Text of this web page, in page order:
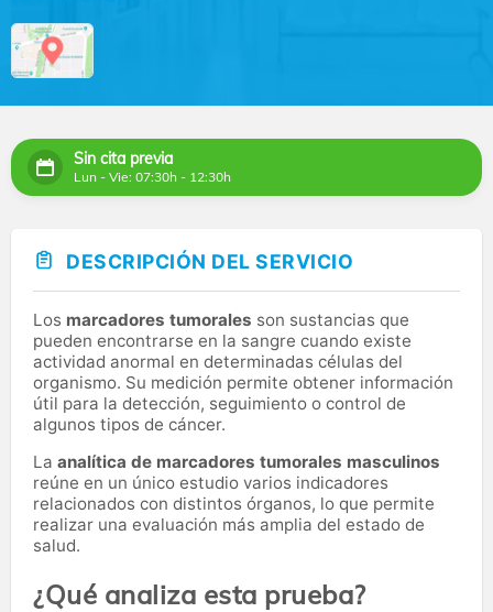
Sin cita previa
Lun - Vie: 07:30h - 12:30h
DESCRIPCIÓN DEL SERVICIO
Los marcadores tumorales son sustancias que
pueden encontrarse en la sangre cuando existe
actividad anormal en determinadas células del
organismo. Su medición permite obtener información
útil para la detección, seguimiento o control de
algunos tipos de cáncer.
La analítica de marcadores tumorales masculinos
reúne en un único estudio varios indicadores
relacionados con distintos órganos, lo que permite
realizar una evaluación más amplia del estado de
salud.
¿Qué analiza esta prueba?